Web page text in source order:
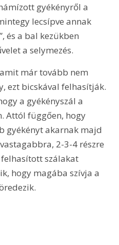
gyékényről a
lecsípve annak
és a bal kezükben
a selymezés.
már tovább nem
ezt bicskával felhasítják.
a gyékényszál a
Attól függően, hogy
gyékényt akarnak majd
2-3-4 részre
szálakat
hogy magába szívja a